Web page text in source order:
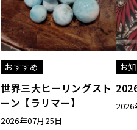
おすすめ
世界三大ヒーリングスト
ーン【ラリマー】
2026年07月25日
お
2026